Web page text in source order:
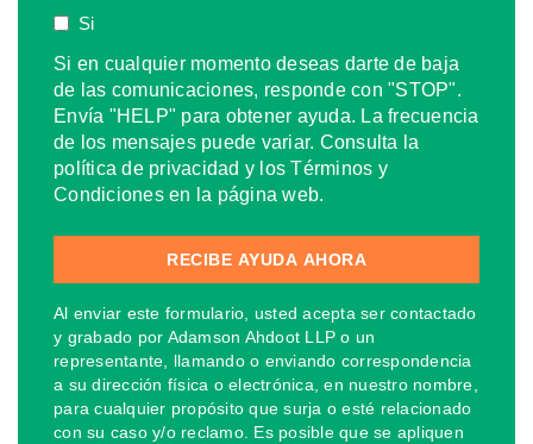
Si
Si en cualquier momento deseas darte de baja
de las comunicaciones, responde con "STOP".
Envía "HELP" para obtener ayuda. La frecuencia
de los mensajes puede variar. Consulta la
política de privacidad y los Términos y
Condiciones en la página web.
Al enviar este formulario, usted acepta ser contactado
y grabado por Adamson Ahdoot LLP o un
representante, llamando o enviando correspondencia
a su dirección física o electrónica, en nuestro nombre,
para cualquier propósito que surja o esté relacionado
con su caso y/o reclamo. Es posible que se apliquen